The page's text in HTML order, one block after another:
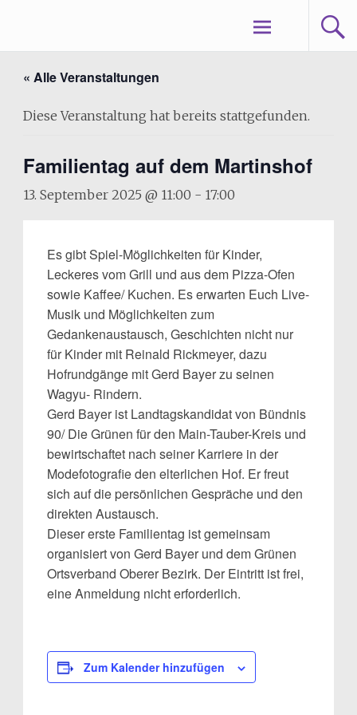
springen
« Alle Veranstaltungen
Diese Veranstaltung hat bereits stattgefunden.
Familientag auf dem Martinshof
13. September 2025 @ 11:00 - 17:00
Es gibt Spiel-Möglichkeiten für Kinder,
Leckeres vom Grill und aus dem Pizza-Ofen
sowie Kaffee/ Kuchen. Es erwarten Euch Live-
Musik und Möglichkeiten zum
Gedankenaustausch, Geschichten nicht nur
für Kinder mit Reinald Rickmeyer, dazu
Hofrundgänge mit Gerd Bayer zu seinen
Wagyu- Rindern.
Gerd Bayer ist Landtagskandidat von Bündnis
90/ Die Grünen für den Main-Tauber-Kreis und
bewirtschaftet nach seiner Karriere in der
Modefotografie den elterlichen Hof. Er freut
sich auf die persönlichen Gespräche und den
direkten Austausch.
Dieser erste Familientag ist gemeinsam
organisiert von Gerd Bayer und dem Grünen
Ortsverband Oberer Bezirk. Der Eintritt ist frei,
eine Anmeldung nicht erforderlich.
Zum Kalender hinzufügen